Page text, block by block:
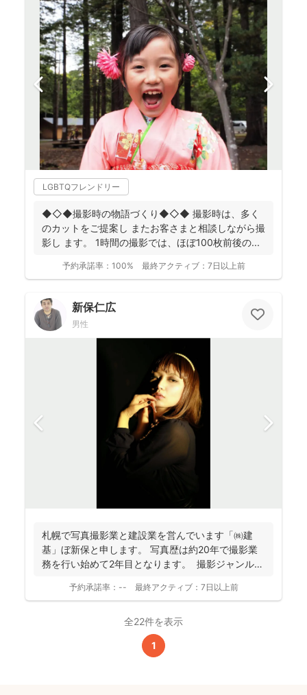
LGBTQフレンドリー
◆◇◆撮影時の物語づくり◆◇◆ 撮影時は、多く
のカットをご提案し またお客さまと相談しながら撮
影し ます。 1時間の撮影では、ほぼ100枚前後の ...
予約承諾率： 100% 最終アクティブ： 7日以上前
新保仁広
男性
札幌で写真撮影業と建設業を営んでいます「㈱建
基」ぼ新保と申します。 写真歴は約20年で撮影業
務を行い始めて2年目となります。 撮影ジャンルは
予約承諾率： -- 最終アクティブ： 7日以上前
全22件を表示
1